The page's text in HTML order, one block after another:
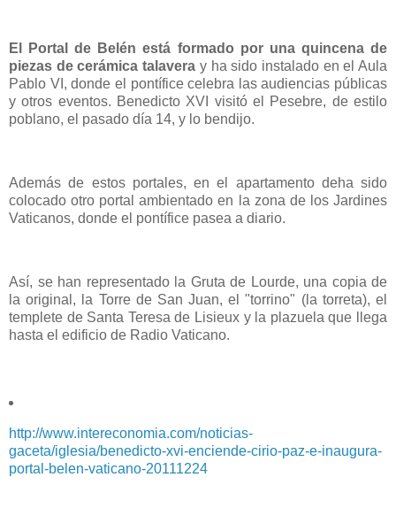
El Portal de Belén está formado por una quincena de
piezas de cerámica talavera y ha sido instalado en el Aula
Pablo VI, donde el pontífice celebra las audiencias públicas
y otros eventos. Benedicto XVI visitó el Pesebre, de estilo
poblano, el pasado día 14, y lo bendijo.
Además de estos portales, en el apartamento deha sido
colocado otro portal ambientado en la zona de los Jardines
Vaticanos, donde el pontífice pasea a diario.
Así, se han representado la Gruta de Lourde, una copia de
la original, la Torre de San Juan, el "torrino" (la torreta), el
templete de Santa Teresa de Lisieux y la plazuela que llega
hasta el edificio de Radio Vaticano.
http://www.intereconomia.com/noticias-
gaceta/iglesia/benedicto-xvi-enciende-cirio-paz-e-inaugura-
portal-belen-vaticano-20111224